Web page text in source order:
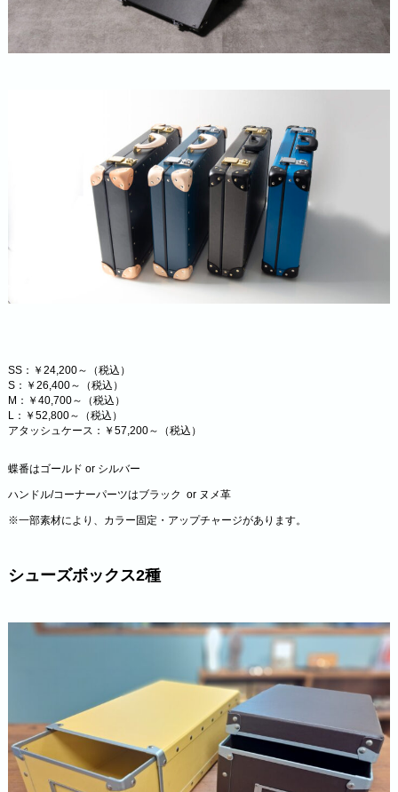
SS：￥24,200～（税込）
S：￥26,400～（税込）
M：￥40,700～（税込）
L：￥52,800～（税込）
アタッシュケース：￥57,200～（税込）
蝶番はゴールド or シルバー
ハンドル/コーナーパーツはブラック or ヌメ革
※一部素材により、カラー固定・アップチャージがあります。
シューズボックス2種